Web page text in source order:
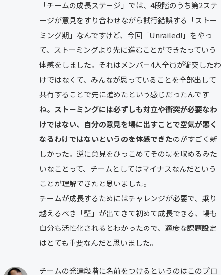
「チームの成長ステージ」では、4段階のうち第2ステ
ージが意見をすり合わせながら試行錯誤する「ストー
ミング期」なんですけど、今回「Unrailed!」をやっ
て、ストーミングより先に進むことができたっていう
体感をしました。それはメンバー4人全員が衝突したわ
けではなくて、みんなが思っていることを全部出して
共有することで先に進めたという感じだったんです
ね。 ストーミングには必ずしも対立や衝突が必要なわ
けではない、自分の意見を場に出すことで空気が悪く
なるわけではないというのを体感できたのがすごく新
しかった。逆に意見をひっこめてその場を収めるみた
いなことって、チームとしてはマイナスなんだという
ことが理解できたと思いました。
チームが成長するためにはチャレンジが必要で、乗り
越えるべき「壁」が出てきて初めて成長できる、場も
自分も活性化されるとわかったので、適度な課題設定
はとても重要なんだと思いました。
チームの発達段階に名前をつけるというのはこのプロ